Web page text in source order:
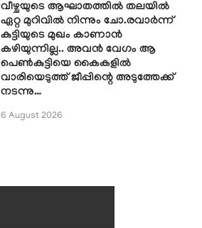
വീഴ്ചയുടെ ആഘാതത്തിൽ തലയിൽ
ഏറ്റ മുറിവിൽ നിന്നും ചോ.രവാർന്ന്
കുട്ടിയുടെ മുഖം കാണാൻ
കഴിയുന്നില്ല.. അവൻ വേഗം ആ
പെൺകുട്ടിയെ കൈകളിൽ
വാരിയെടുത്ത് ജീപ്പിന്റെ അടുത്തേക്ക്
നടന്നു…
6 August 2026